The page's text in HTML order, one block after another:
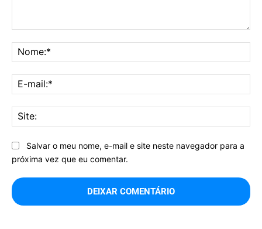
Salvar o meu nome, e-mail e site neste navegador para a
próxima vez que eu comentar.